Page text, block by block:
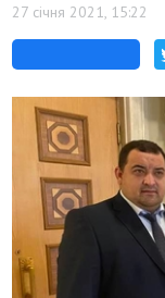
27 січня 2021, 15:22